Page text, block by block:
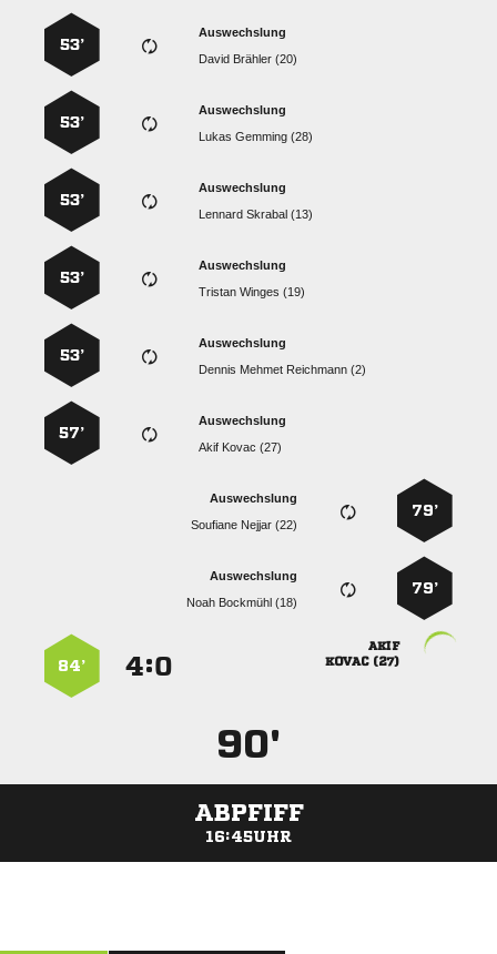
Auswechslung
  
53’
Auswechslung
  
53’
Auswechslung
  
53’
Auswechslung
  
53’
Auswechslung
   
53’
Auswechslung
  
57’
79’
Auswechslung
  
79’
Auswechslung
  

 
:
84’
90'
ABPFIFF
16:45UHR